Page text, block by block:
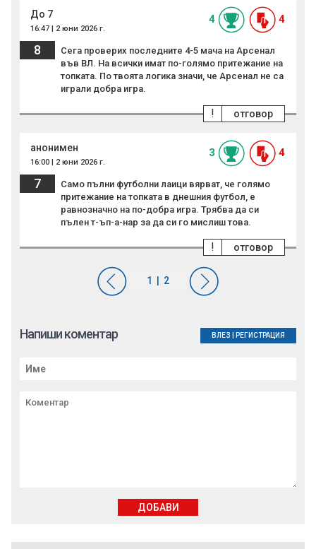
До 7
16:47 | 2 юни 2026 г.
4 4
8
Сега проверих последните 4-5 мача на Арсенал
във ВЛ. На всички имат по-голямо притежание на
топката. По твоята логика значи, че Арсенал не са
играли добра игра.
отговор
!
анонимен
16:00 | 2 юни 2026 г.
3 4
7
Само пълни футболни лаици вярват, че голямо
притежание на топката в днешния футбол, е
равнозначно на по-добра игра. Трябва да си
пълен т-ъп-а-нар за да си го мислиш това.
отговор
!
Напиши коментар ВЛЕЗ РЕГИСТРАЦИЯ
ДОБАВИ